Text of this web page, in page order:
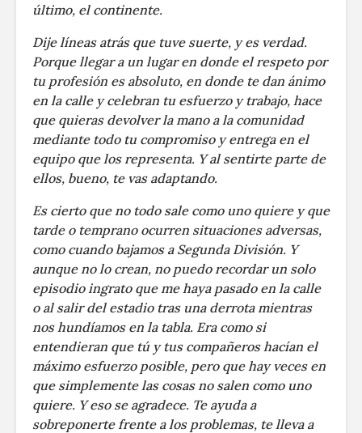
último, el continente.
Dije líneas atrás que tuve suerte, y es verdad.
Porque llegar a un lugar en donde el respeto por
tu profesión es absoluto, en donde te dan ánimo
en la calle y celebran tu esfuerzo y trabajo, hace
que quieras devolver la mano a la comunidad
mediante todo tu compromiso y entrega en el
equipo que los representa. Y al sentirte parte de
ellos, bueno, te vas adaptando.
Es cierto que no todo sale como uno quiere y que
tarde o temprano ocurren situaciones adversas,
como cuando bajamos a Segunda División. Y
aunque no lo crean, no puedo recordar un solo
episodio ingrato que me haya pasado en la calle
o al salir del estadio tras una derrota mientras
nos hundíamos en la tabla. Era como si
entendieran que tú y tus compañeros hacían el
máximo esfuerzo posible, pero que hay veces en
que simplemente las cosas no salen como uno
quiere. Y eso se agradece. Te ayuda a
sobreponerte frente a los problemas, te lleva a